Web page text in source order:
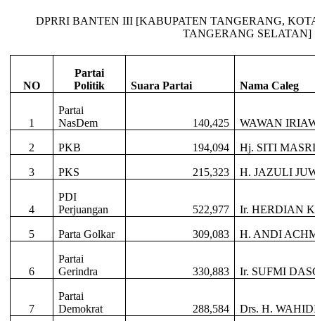
DPRRI BANTEN III [KABUPATEN TANGERANG,
TANGERANG SELATAN]
NO
Partai
Politik
Suara Partai Nama Caleg
1
Partai
NasDem
140,425 WAWAN
2 PKB 194,094 Hj. SITI
3 PKS 215,323 H. JAZULI
4
PDI
Perjuangan
522,977 Ir. HERDIAN
5 Parta Golkar 309,083 H. ANDI
6
Partai
Gerindra
330,883 Ir. SUFMI
7
Partai
Demokrat
288,584 Drs. H.